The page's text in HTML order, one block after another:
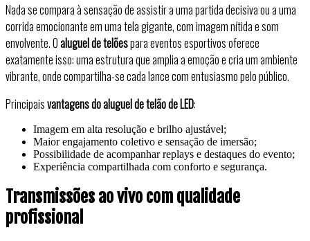
Nada se compara à sensação de assistir a uma partida decisiva ou a uma
corrida emocionante em uma tela gigante, com imagem nítida e som
envolvente. Oaluguel de telõespara eventos esportivos oferece
exatamente isso: uma estrutura que amplia a emoção e cria um ambiente
vibrante, onde compartilha-se cada lance com entusiasmo pelo público.
Principaisvantagens do aluguel de telão de LED:
Imagem em alta resolução e brilho ajustável;
Maior engajamento coletivo e sensação de imersão;
Possibilidade de acompanhar replays e destaques do evento;
Experiência compartilhada com conforto e segurança.
Transmissões ao vivo com qualidade
profissional